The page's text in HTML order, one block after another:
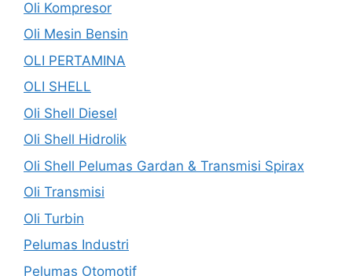
Oli Kompresor
Oli Mesin Bensin
OLI PERTAMINA
OLI SHELL
Oli Shell Diesel
Oli Shell Hidrolik
Oli Shell Pelumas Gardan & Transmisi Spirax
Oli Transmisi
Oli Turbin
Pelumas Industri
Pelumas Otomotif